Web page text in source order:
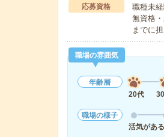
応募資格
職種未
無資格
までに
職場の雰囲気
年齢層
20代
職場の様子
活気がある